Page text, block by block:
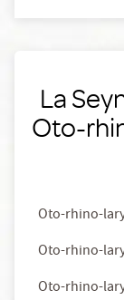
La
Oto-
Oto-rhino-
Oto-rhino-
Oto-rhino-